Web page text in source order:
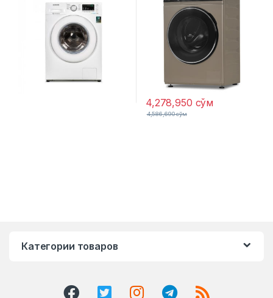
4,278,950 сўм
4,586,690сўм
Категории товаров